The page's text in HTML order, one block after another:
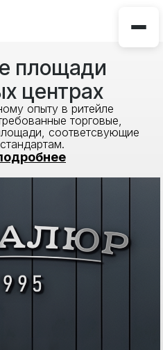
площади
центрах
опыту в ритейле
торговые,
соответсвующие